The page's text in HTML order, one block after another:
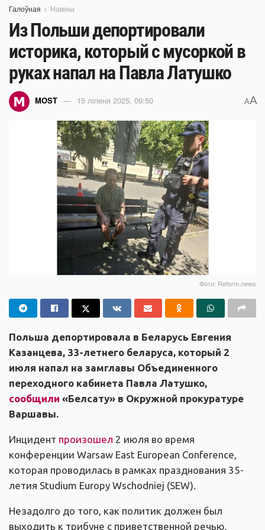
Галоўная Навіны
Из Польши депортировали
историка, который с мусоркой в
руках напал на Павла Латушко
MOST 15 ліпеня 2025, 09:50 AA
Фото: Reform.news
Польша депортировала в Беларусь Евгения
Казанцева, 33-летнего беларуса, который 2
июля напал на замглавы Объединенного
переходного кабинета Павла Латушко,
сообщили «Белсату» в Окружной прокуратуре
Варшавы.
Инцидент произошел 2 июля во время
конференции Warsaw East European Conference,
которая проводилась в рамках празднования 35-
летия Studium Europy Wschodniej (SEW).
Незадолго до того, как политик должен был
выходить к трибуне с приветственной речью,